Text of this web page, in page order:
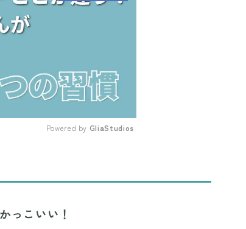
Powered by GliaStudios
っこいい！